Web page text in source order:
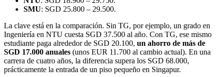
SMU: SGD 25.800 – 29.500.
La clave está en la comparación. Sin TG, por ejemplo, un grado en
Ingeniería en NTU cuesta SGD 37.500 al año. Con TG, ese mismo
estudiante paga alrededor de SGD 20.100, un ahorro de más de
SGD 17.000 anuales (unos EUR 11.700 al cambio actual). En una
carrera de cuatro años, la diferencia supera los SGD 68.000,
prácticamente la entrada de un piso pequeño en Singapur.